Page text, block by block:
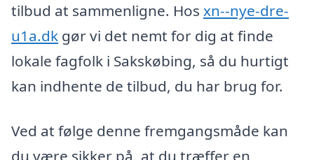
tilbud at sammenligne. Hos xn--nye-dre-
u1a.dk gør vi det nemt for dig at finde
lokale fagfolk i Sakskøbing, så du hurtigt
kan indhente de tilbud, du har brug for.
Ved at følge denne fremgangsmåde kan
du være sikker på, at du træffer en